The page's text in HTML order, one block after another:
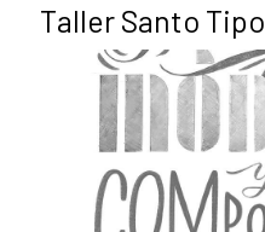
Taller Santo Tipo